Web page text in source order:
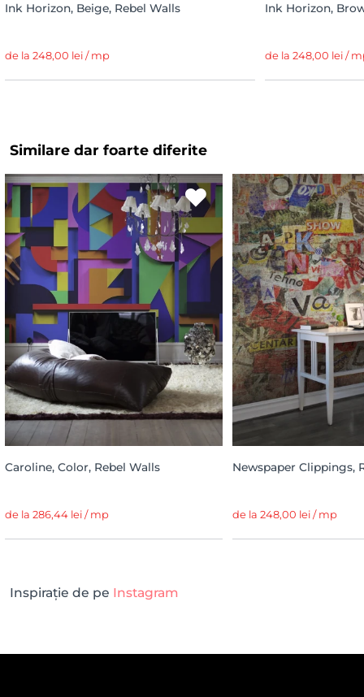
Ink Horizon, Beige, Rebel Walls
de la 248,00 lei / mp
Ink Horizon,
de la 248,00 lei /
Similare dar foarte diferite
Caroline, Color, Rebel Walls
de la 286,44 lei / mp
Newspaper Clippings,
de la 248,00 lei / mp
Inspirație de pe Instagram